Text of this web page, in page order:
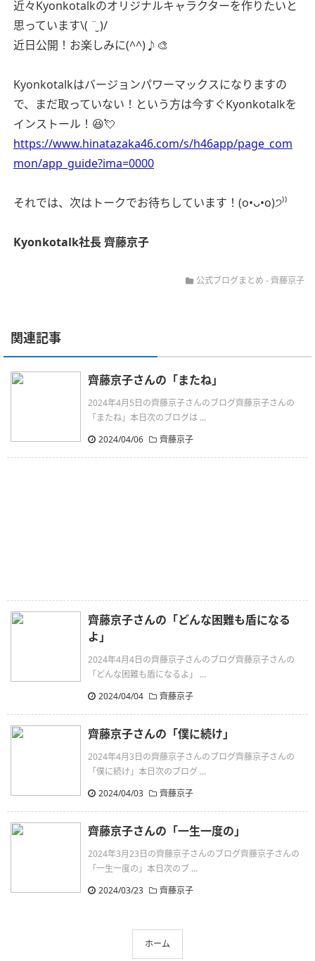
近々Kyonkotalkのオリジナルキャラクターを作りたいと
思っています\( ¨̮ )/
近日公開！お楽しみに(^^)♪🎨
Kyonkotalkはバージョンパワーマックスになりますの
で、まだ取っていない！という方は今すぐKyonkotalkを
インストール！😆💘
https://www.hinatazaka46.com/s/h46app/page_com
mon/app_guide?ima=0000
それでは、次はトークでお待ちしています！(o•ᴗ•o)੭⁾⁾
Kyonkotalk社長 齊藤京子
公式ブログまとめ -齊藤京子
関連記事
齊藤京子さんの「またね」
2024年4月5日の齊藤京子さんのブログ齊藤京子さんの
「またね」本日次のブログは ...
2024/04/06
齊藤京子
齊藤京子さんの「どんな困難も盾になる
よ」
2024年4月4日の齊藤京子さんのブログ齊藤京子さんの
「どんな困難も盾になるよ」 ...
2024/04/04
齊藤京子
齊藤京子さんの「僕に続け」
2024年4月3日の齊藤京子さんのブログ齊藤京子さんの
「僕に続け」本日次のブログ ...
2024/04/03
齊藤京子
齊藤京子さんの「一生一度の」
2024年3月23日の齊藤京子さんのブログ齊藤京子さんの
「一生一度の」本日次のブ ...
2024/03/23
齊藤京子
ホーム